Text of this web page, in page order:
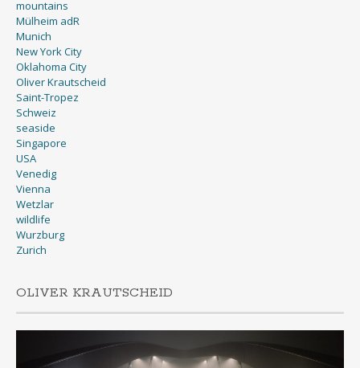
mountains
Mülheim adR
Munich
New York City
Oklahoma City
Oliver Krautscheid
Saint-Tropez
Schweiz
seaside
Singapore
USA
Venedig
Vienna
Wetzlar
wildlife
Wurzburg
Zurich
OLIVER KRAUTSCHEID